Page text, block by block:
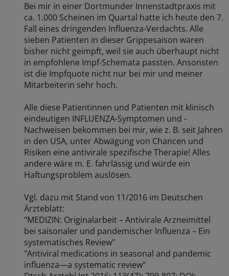
Bei mir in einer Dortmunder Innenstadtpraxis mit
ca. 1.000 Scheinen im Quartal hatte ich heute den 7.
Fall eines dringenden Influenza-Verdachts. Alle
sieben Patienten in dieser Grippesaison waren
bisher nicht geimpft, weil sie auch überhaupt nicht
in empfohlene Impf-Schemata passten. Ansonsten
ist die Impfquote nicht nur bei mir und meiner
Mitarbeiterin sehr hoch.
Alle diese Patientinnen und Patienten mit klinisch
eindeutigen INFLUENZA-Symptomen und -
Nachweisen bekommen bei mir, wie z. B. seit Jahren
in den USA, unter Abwägung von Chancen und
Risiken eine antivirale spezifische Therapie! Alles
andere wäre m. E. fahrlässig und würde ein
Haftungsproblem auslösen.
Vgl. dazu mit Stand von 11/2016 im Deutschen
Ärzteblatt:
"MEDIZIN: Originalarbeit – Antivirale Arzneimittel
bei saisonaler und pandemischer Influenza – Ein
systematisches Review"
"Antiviral medications in seasonal and pandemic
influenza—a systematic review"